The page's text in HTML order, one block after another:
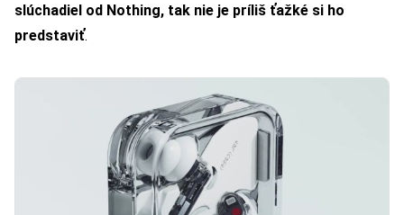
slúchadiel od Nothing, tak nie je príliš ťažké si ho
predstaviť.